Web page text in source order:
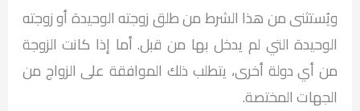
ويُستثنى من هذا الشرط من طلق زوجته الوحيدة أو زوجته
الوحيدة التي لم يدخل بها من قبل. أما إذا كانت الزوجة
من أي دولة أخرى، يتطلب ذلك الموافقة على الزواج من
الجهات المختصة.